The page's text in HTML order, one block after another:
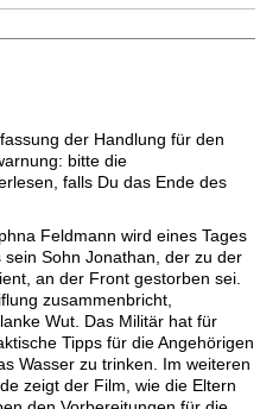
der Handlung für den
bitte die
falls Du das Ende des
Feldmann wird eines Tages
Sohn Jonathan, der zu der
an der Front gestorben sei.
zusammenbricht,
Wut. Das Militär hat für
Tipps für die Angehörigen
Wasser zu trinken. Im weiteren
zeigt der Film, wie die Eltern